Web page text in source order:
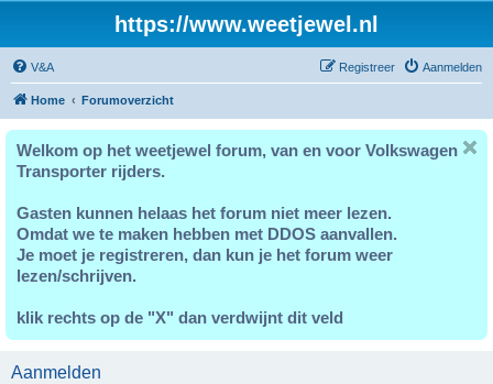
https://www.weetjewel.nl
V&A Aanmelden
Registreer
Home Forumoverzicht
Welkom op het weetjewel forum, van en voor Volkswagen
Transporter rijders.
Gasten kunnen helaas het forum niet meer lezen.
Omdat we te maken hebben met DDOS aanvallen.
Je moet je registreren, dan kun je het forum weer
lezen/schrijven.
klik rechts op de "X" dan verdwijnt dit veld
Aanmelden